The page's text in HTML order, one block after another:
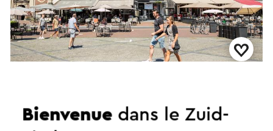
reserveringskosten.
Bienvenuedans le Zuid-